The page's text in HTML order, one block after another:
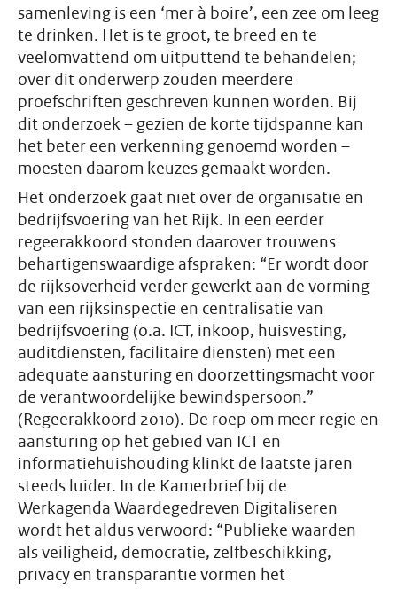
samenleving is een ‘mer à boire’, een zee om leeg
te drinken. Het is te groot, te breed en te
veelomvattend om uitputtend te behandelen;
over dit onderwerp zouden meerdere
proefschriften geschreven kunnen worden. Bij
dit onderzoek – gezien de korte tijdspanne kan
het beter een verkenning genoemd worden –
moesten daarom keuzes gemaakt worden.
Het onderzoek gaat niet over de organisatie en
bedrijfsvoering van het Rijk. In een eerder
regeerakkoord stonden daarover trouwens
behartigenswaardige afspraken: “Er wordt door
de rijksoverheid verder gewerkt aan de vorming
van een rijksinspectie en centralisatie van
bedrijfsvoering (o.a. ICT, inkoop, huisvesting,
auditdiensten, facilitaire diensten) met een
adequate aansturing en doorzettingsmacht voor
de verantwoordelijke bewindspersoon.”
(Regeerakkoord 2010). De roep om meer regie en
aansturing op het gebied van ICT en
informatiehuishouding klinkt de laatste jaren
steeds luider. In de Kamerbrief bij de
Werkagenda Waardegedreven Digitaliseren
wordt het aldus verwoord: “Publieke waarden
als veiligheid, democratie, zelfbeschikking,
privacy en transparantie vormen het